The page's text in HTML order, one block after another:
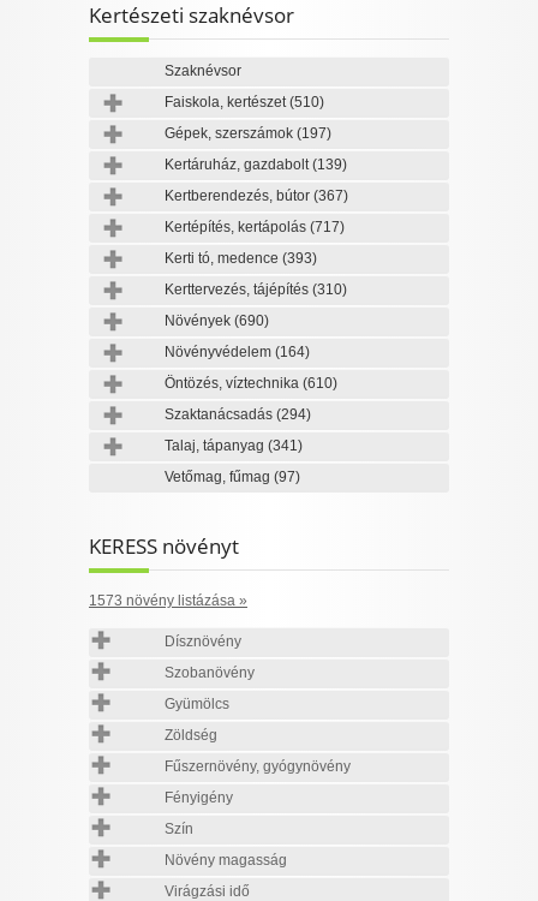
Kertészeti szaknévsor
Szaknévsor
Faiskola, kertészet(510)
Gépek, szerszámok (197)
Kertáruház, gazdabolt(139)
Kertberendezés, bútor (367)
Kertépítés, kertápolás (717)
Kerti tó, medence (393)
Kerttervezés, tájépítés (310)
Növények (690)
Növényvédelem (164)
Öntözés, víztechnika (610)
Szaktanácsadás (294)
Talaj, tápanyag (341)
Vetőmag, fűmag (97)
KERESS növényt
1573 növény listázása »
Dísznövény
Szobanövény
Gyümölcs
Zöldség
Fűszernövény, gyógynövény
Fényigény
Szín
Növény magasság
Virágzási idő